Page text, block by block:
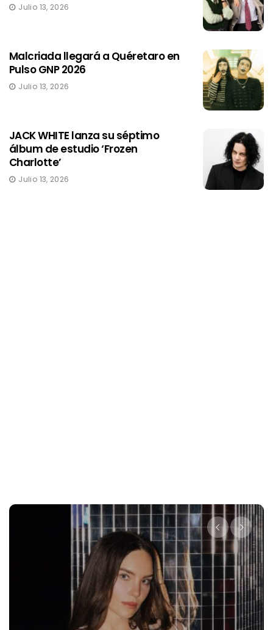
Julio 13, 2026
Malcriada llegará a Quéretaro en
Pulso GNP 2026
Julio 13, 2026
JACK WHITE lanza su séptimo
álbum de estudio ‘Frozen
Charlotte’
Julio 13, 2026